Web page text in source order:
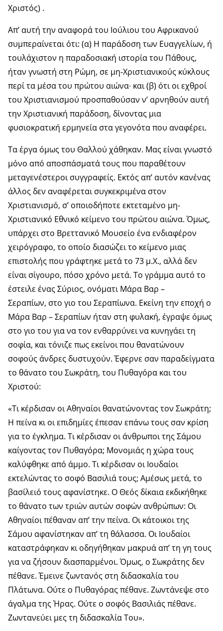
Χριστός) .
Απ’ αυτή την αναφορά του Ιούλιου του Αφρικανού
συμπεραίνεται ότι: (α) Η παράδοση των Ευαγγελίων, ή
τουλάχιστον η παραδοσιακή ιστορία του Πάθους,
ήταν γνωστή στη Ρώμη, σε μη-Χριστιανικούς κύκλους
περί τα μέσα του πρώτου αιώνα∙ και (β) ότι οι εχθροί
του Χριστιανισμού προσπαθούσαν ν’ αρνηθούν αυτή
την Χριστιανική παράδοση, δίνοντας μια
φυσιοκρατική ερμηνεία στα γεγονότα που αναφέρει.
Τα έργα όμως του Θαλλού χάθηκαν. Μας είναι γνωστό
μόνο από αποσπάσματά τους που παραθέτουν
μεταγενέστεροι συγγραφείς. Εκτός απ’ αυτόν κανένας
άλλος δεν αναφέρεται συγκεκριμένα στον
Χριστιανισμό, σ’ οποιοδήποτε εκτεταμένο μη-
Χριστιανικό Εθνικό κείμενο του πρώτου αιώνα. Όμως,
υπάρχει στο Βρεττανικό Μουσείο ένα ενδιαφέρον
χειρόγραφο, το οποίο διασώζει το κείμενο μιας
επιστολής που γράφτηκε μετά το 73 μ.Χ., αλλά δεν
είναι σίγουρο, πόσο χρόνο μετά. Το γράμμα αυτό το
έστειλε ένας Σύριος, ονόματι Μάρα Βαρ –
Σεραπίων, στο γιο του Σεραπίωνα. Εκείνη την εποχή ο
Μάρα Βαρ – Σεραπίων ήταν στη φυλακή, έγραψε όμως
στο γιο του για να τον ενθαρρύνει να κυνηγάει τη
σοφία, και τόνιζε πως εκείνοι που θανατώνουν
σοφούς άνδρες δυστυχούν. Έφερνε σαν παραδείγματα
το θάνατο του Σωκράτη, του Πυθαγόρα και του
Χριστού:
«Τι κέρδισαν οι Αθηναίοι θανατώνοντας τον Σωκράτη;
Η πείνα κι οι επιδημίες έπεσαν επάνω τους σαν κρίση
για το έγκλημα. Τι κέρδισαν οι άνθρωποι της Σάμου
καίγοντας τον Πυθαγόρα; Μονομιάς η χώρα τους
καλύφθηκε από άμμο. Τι κέρδισαν οι Ιουδαίοι
εκτελώντας το σοφό Βασιλιά τους; Αμέσως μετά, το
βασίλειό τους αφανίστηκε. Ο Θεός δίκαια εκδικήθηκε
το θάνατο των τριών αυτών σοφών ανθρώπων: Οι
Αθηναίοι πέθαναν απ’ την πείνα. Οι κάτοικοι της
Σάμου αφανίστηκαν απ’ τη θάλασσα. Οι Ιουδαίοι
καταστράφηκαν κι οδηγήθηκαν μακρυά απ’ τη γη τους
για να ζήσουν διασπαρμένοι. Όμως, ο Σωκράτης δεν
πέθανε. Έμεινε ζωντανός στη διδασκαλία του
Πλάτωνα. Ούτε ο Πυθαγόρας πέθανε. Ζωντάνεψε στο
άγαλμα της Ήρας. Ούτε ο σοφός Βασιλιάς πέθανε.
Ζωντανεύει μες τη διδασκαλία Του».